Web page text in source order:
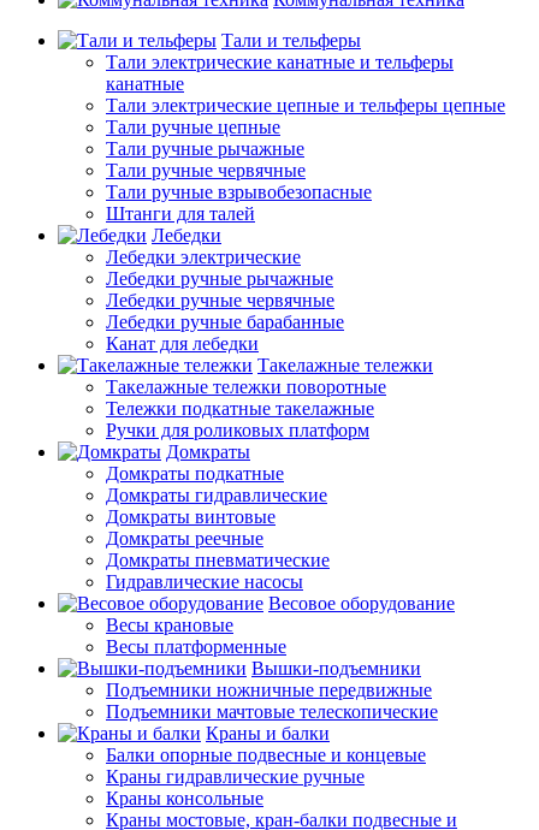
Тали и тельферы
Тали электрические канатные и тельферы
канатные
Тали электрические цепные и тельферы цепные
Тали ручные цепные
Тали ручные рычажные
Тали ручные червячные
Тали ручные взрывобезопасные
Штанги для талей
Лебедки
Лебедки электрические
Лебедки ручные рычажные
Лебедки ручные червячные
Лебедки ручные барабанные
Канат для лебедки
Такелажные тележки
Такелажные тележки поворотные
Тележки подкатные такелажные
Ручки для роликовых платформ
Домкраты
Домкраты подкатные
Домкраты гидравлические
Домкраты винтовые
Домкраты реечные
Домкраты пневматические
Гидравлические насосы
Весовое оборудование
Весы крановые
Весы платформенные
Вышки-подъемники
Подъемники ножничные передвижные
Подъемники мачтовые телескопические
Краны и балки
Балки опорные подвесные и концевые
Краны гидравлические ручные
Краны консольные
Краны мостовые, кран-балки подвесные и